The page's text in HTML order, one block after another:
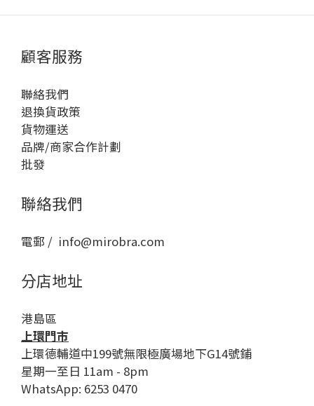
顧客服務
聯絡我們
退換貨政策
貨物運送
品牌/商家合作計劃
批發
聯絡我們
電郵 / info@mirobra.com
分店地址
港島區
上環門市
上環德輔道中199號無限極廣場地下G14號鋪
星期一至日 11am - 8pm
WhatsApp: 6253 0470